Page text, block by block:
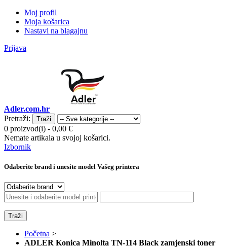
Moj profil
Moja košarica
Nastavi na blagajnu
Prijava
Adler.com.hr
Pretraži:
Traži
0 proizvod(i) - 0,00 €
Nemate artikala u svojoj košarici.
Izbornik
Odaberite brand i unesite model Vašeg printera
Traži
Početna >
ADLER Konica Minolta TN-114 Black zamjenski toner